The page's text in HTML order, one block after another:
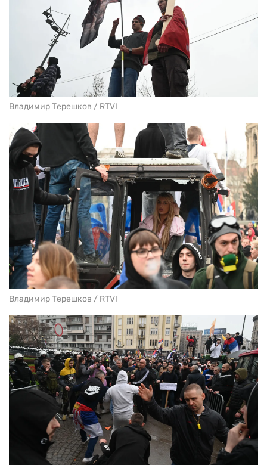
Владимир Терешков / RTVI
Владимир Терешков / RTVI